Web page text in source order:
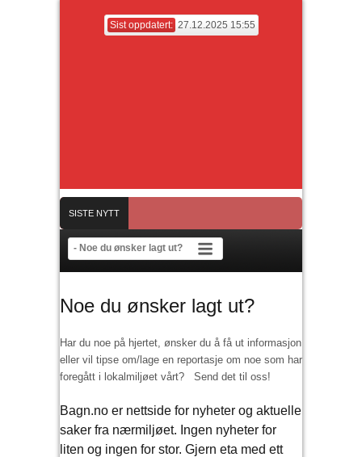
Sist oppdatert: 27.12.2025 15:55
SISTE NYTT
Årsmøte Bagn idrettslag mandag 31/3 kl 19
Noe du ønsker lagt ut?
Har du noe på hjertet, ønsker du å få ut informasjon
eller vil tipse om/lage en reportasje om noe som har
foregått i lokalmiljøet vårt? Send det til oss!
Bagn.no er nettside for nyheter og aktuelle
saker fra nærmiljøet. Ingen nyheter for
liten og ingen for stor. Gjern eta med ett